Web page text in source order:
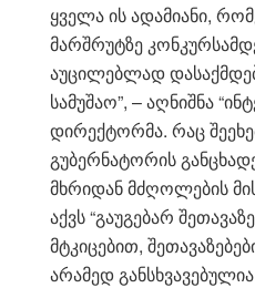
ყველა ის ადამიანი,
მარშრუტზე
აუცილებლად
სამუშაო”, – აღნიშნა
დირექტორმა. რაც
გუბერნატორის
მხრიდან მძღოლების
აქვს “გაუგებარ
მტკიცებით,
არამედ